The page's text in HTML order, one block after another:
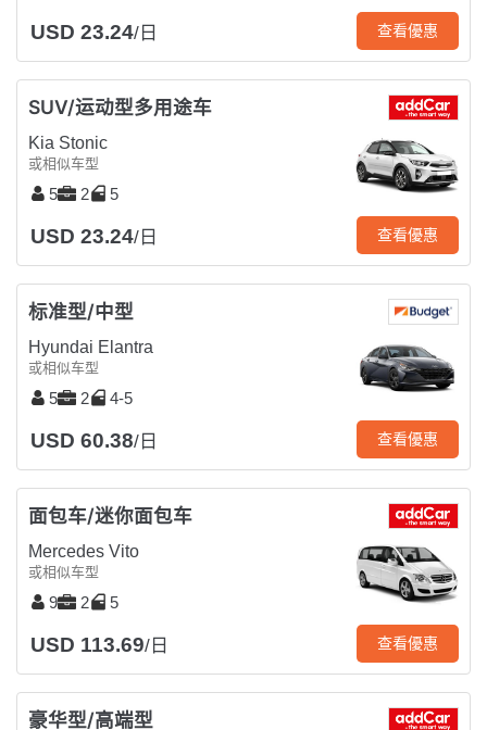
USD 23.24/日 查看優惠
SUV/运动型多用途车
Kia Stonic
或相似车型
5 2 5
USD 23.24/日 查看優惠
标准型/中型
Hyundai Elantra
或相似车型
5 2 4-5
USD 60.38/日 查看優惠
面包车/迷你面包车
Mercedes Vito
或相似车型
9 2 5
USD 113.69/日 查看優惠
豪华型/高端型